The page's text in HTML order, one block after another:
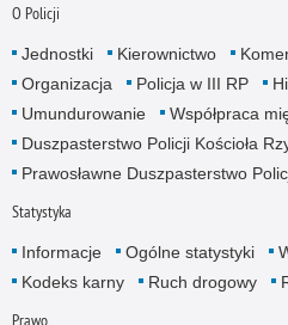
O Policji
Jednostki Kierownictwo
Organizacja
Policja w III RP
Umundurowanie
Współpraca
Duszpasterstwo Policji Kościoła
Prawosławne Duszpasterstwo
Statystyka
Informacje Ogólne statystyki
Kodeks karny
Ruch drogowy
Prawo